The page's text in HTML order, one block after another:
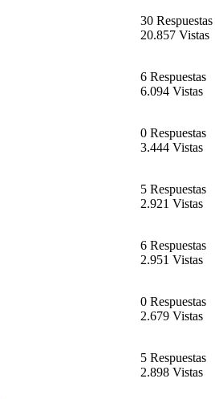
30 Respuestas
20.857 Vistas
6 Respuestas
6.094 Vistas
0 Respuestas
3.444 Vistas
5 Respuestas
2.921 Vistas
6 Respuestas
2.951 Vistas
0 Respuestas
2.679 Vistas
5 Respuestas
2.898 Vistas